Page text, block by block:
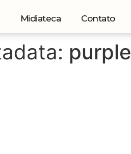
Midiateca Contato
purple